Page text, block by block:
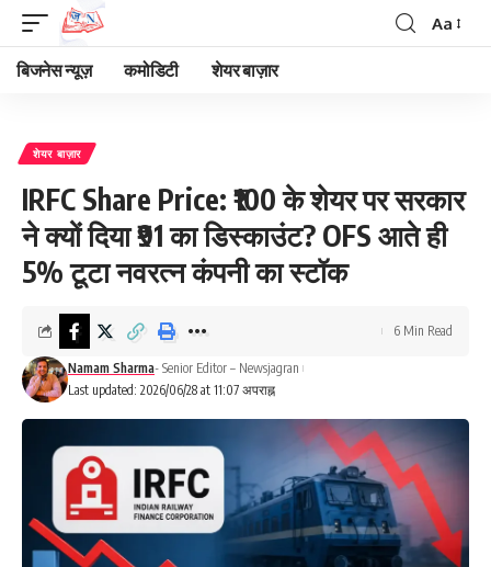
Font
Aa
बिजनेस न्यूज़ कमोडिटी शेयर बाज़ार
शेयर बाज़ार
IRFC Share Price: ₹100 के शेयर पर सरकार
ने क्यों दिया ₹91 का डिस्काउंट? OFS आते ही
5% टूटा नवरत्न कंपनी का स्टॉक
Last updated: 2026/06/28 at 11:07 अपराह्न
Namam Sharma- Senior Editor – Newsjagran
6 Min Read